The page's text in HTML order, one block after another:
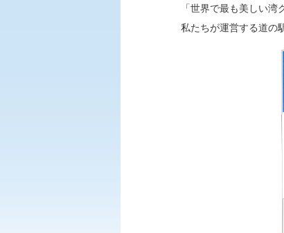
「世界で最も美しい湾
私たちが運営する道の